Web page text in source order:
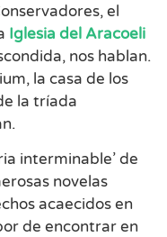
el
Iglesia del Aracoeli
nos hablan.
la casa de los
la tríada
interminable’ de
novelas
acaecidos en
de encontrar en